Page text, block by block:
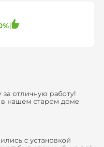
отличную работу!
в нашем старом доме
ребята справились на
и профессионально.
не пытались
с выбором и
нам
с установкой